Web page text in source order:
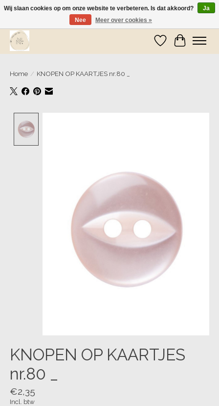
Wij zijn op vakantie! Vanaf zaterdag 9 mei worden er weer pakketjes verzonden
Verlanglijst
Home / KNOPEN OP KAARTJES nr.80 _
KNOPEN OP KAARTJES
nr.80 _
€2,35
Incl. btw
Wij slaan cookies op om onze website te verbeteren. Is dat akkoord?
Ja
Nee
Meer over cookies »